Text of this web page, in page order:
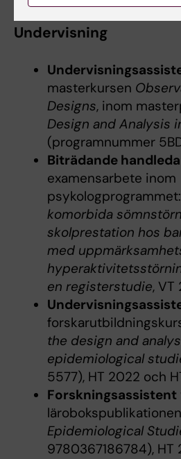
Undervisning
masterkursen
Designs, inom
Design and Analysis
(programnummer
Biträdande
examensarbete inom
psykologprogrammet:
komorbida
skolprestation hos
med
en registerstudie, VT
the design and
epidemiological
5577), HT 2022 och
Forskningsassistent
lärobokspublikationen
Epidemiological
9780367186784), HT